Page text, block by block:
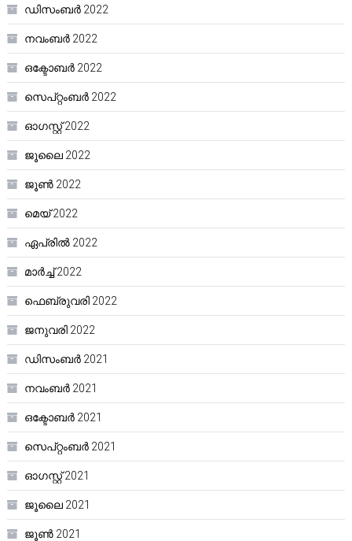
ഡിസംബർ 2022
നവംബർ 2022
ഒക്ടോബർ 2022
സെപ്റ്റംബർ 2022
ഓഗസ്റ്റ്‌ 2022
ജൂലൈ 2022
ജൂൺ 2022
മെയ്‌ 2022
ഏപ്രിൽ 2022
മാർച്ച്‌ 2022
ഫെബ്രുവരി 2022
ജനുവരി 2022
ഡിസംബർ 2021
നവംബർ 2021
ഒക്ടോബർ 2021
സെപ്റ്റംബർ 2021
ഓഗസ്റ്റ്‌ 2021
ജൂലൈ 2021
ജൂൺ 2021